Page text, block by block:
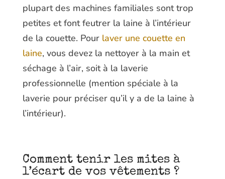
plupart des machines familiales sont trop
petites et font feutrer la laine à l’intérieur
de la couette. Pour laver une couette en
laine, vous devez la nettoyer à la main et
séchage à l’air, soit à la laverie
professionnelle (mention spéciale à la
laverie pour préciser qu’il y a de la laine à
l’intérieur).
Comment tenir les mites à
l’écart de vos vêtements ?